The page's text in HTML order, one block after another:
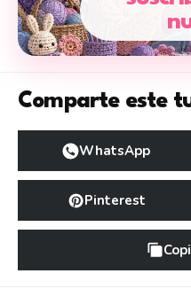
Comparte este
WhatsApp
Pinterest